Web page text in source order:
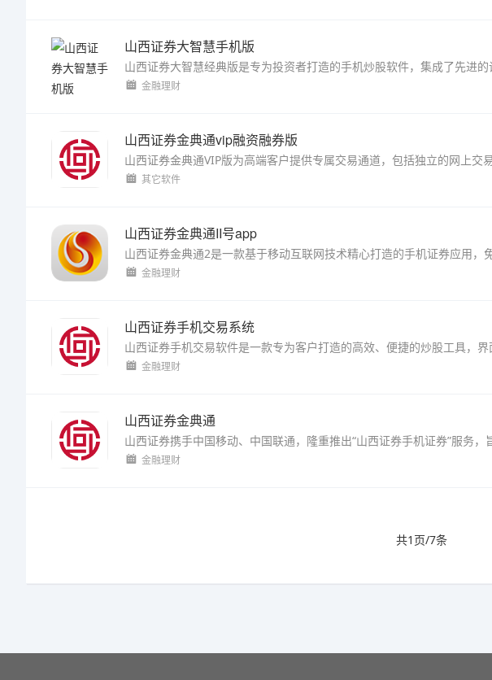
山西证券大智慧手机版
金融理财
山西证券金典通vip融资融券版
其它软件
山西证券金典通II号app
金融理财
山西证券手机交易系统
金融理财
山西证券金典通
金融理财
共1页/7条